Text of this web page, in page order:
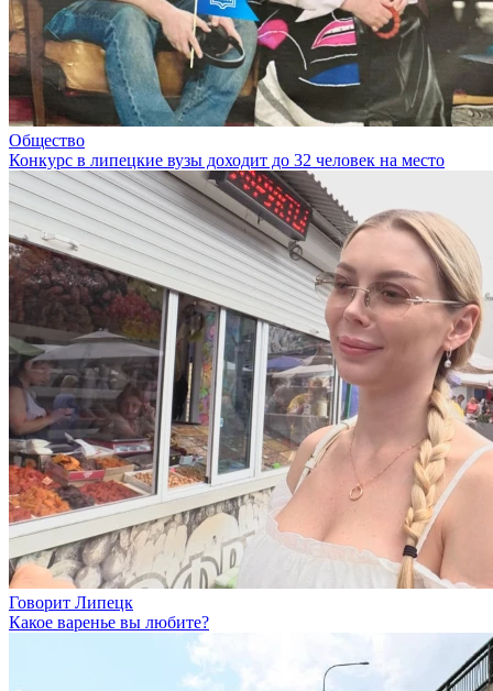
Общество
Конкурс в липецкие вузы доходит до 32 человек на место
Говорит Липецк
Какое варенье вы любите?